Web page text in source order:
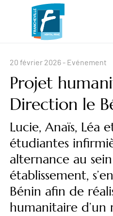
ALLER AU CONTENU
ALLER AU MENU
ALLER À LA RECHERCHE
20 février 2026- Evénement
Projet
Direction le
Lucie, Anaïs, Léa
étudiantes
alternance au
établissement,
Bénin afin de
humanitaire d’un